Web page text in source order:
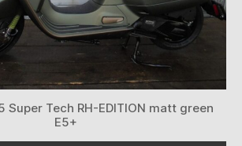
Super Tech RH-EDITION matt green
E5+